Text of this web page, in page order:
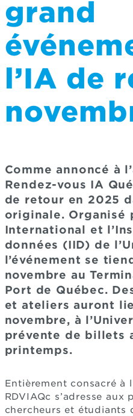
grand
l’IA de
Comme annoncé à
Rendez-vous IA
de retour en 2025
originale. Organisé
International et
données (IID) de
l’événement se
novembre au
Port de Québec.
et ateliers auront
novembre, à
prévente de billets
printemps.
Entièrement consacré à
RDVIAQc s’adresse aux
chercheurs et étudiants